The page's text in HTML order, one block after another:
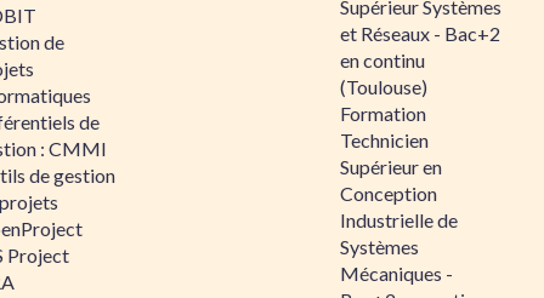
de
de
: CMMI
de gestion
Project
Supérieur Systèmes
et Réseaux - Bac+2
en continu
(Toulouse)
Formation
Technicien
Supérieur en
Conception
Industrielle de
Systèmes
Mécaniques -